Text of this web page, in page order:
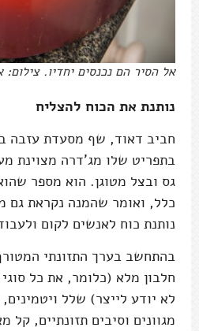
אל הסיר הם נכנסים יחדיו.
נותנת את הכוח להצליח
חביב דאוד, שף מסעדת עזבה
בתפריט שלו מג'דרה מצוינת
גס ובצל מטוגן. הוא מספר
כלל, ואומר שהמנה נקראת גם
נותנת כוח לאנשים לקום
בהתחשב בערך התזונתי
חלבון מלא (כלומר, את כל
לא יודע לייצר) שלל
מגוונים וסיבים תזונתיים, קל